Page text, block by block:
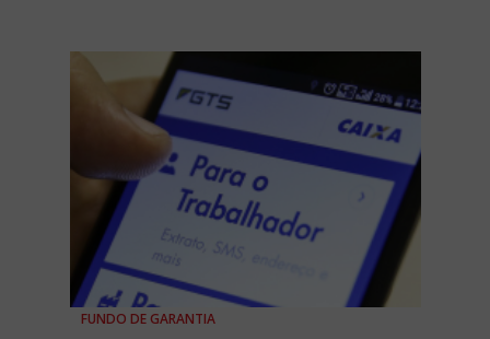
FUNDO DE GARANTIA